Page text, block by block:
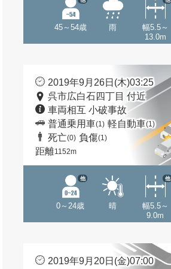
45～54歳 雨
幅5.5～
13.0m
2019年9月26日(木)03:25
呉市広白石四丁目 付近
車両相互 小破事故
普通乗用車(1) 軽自動車(1)
死亡(0) 負傷(1)
距離1152m
0～24歳
他
晴
幅5.5～
9.0m
他
2019年9月20日(金)07:00